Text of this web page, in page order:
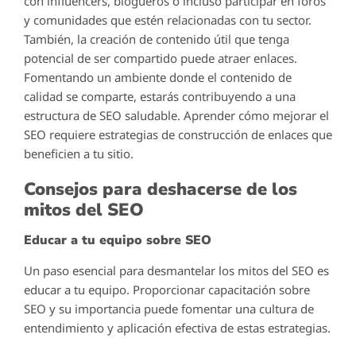
y comunidades que estén relacionadas con tu sector.
También, la creación de contenido útil que tenga
potencial de ser compartido puede atraer enlaces.
Fomentando un ambiente donde el contenido de
calidad se comparte, estarás contribuyendo a una
estructura de SEO saludable. Aprender cómo mejorar el
SEO requiere estrategias de construcción de enlaces que
beneficien a tu sitio.
Consejos para deshacerse de los
mitos del SEO
Educar a tu equipo sobre SEO
Un paso esencial para desmantelar los mitos del SEO es
educar a tu equipo. Proporcionar capacitación sobre
SEO y su importancia puede fomentar una cultura de
entendimiento y aplicación efectiva de estas estrategias.